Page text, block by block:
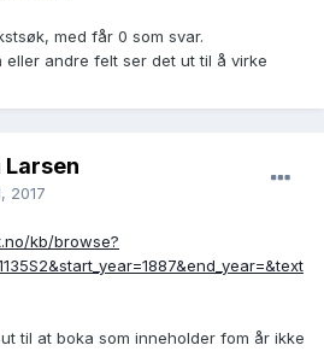
med får 0 som svar.
andre felt ser det ut til å virke
Larsen
2017
kb/browse?
til at boka som inneholder fom år ikke